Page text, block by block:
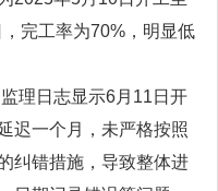
完工率为70%，明显低
理日志显示6月11日开
迟一个月，未严格按照
纠错措施，导致整体进